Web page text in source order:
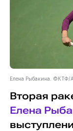
Елена Рыбакина. ©КТФ/
Вторая
Елена